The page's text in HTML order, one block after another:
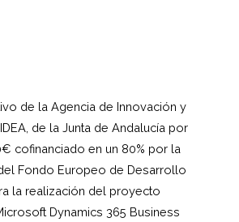
de la Agencia de Innovación y
de la Junta de Andalucía por
cofinanciado en un 80% por la
Fondo Europeo de Desarrollo
la realización del proyecto
Dynamics 365 Business